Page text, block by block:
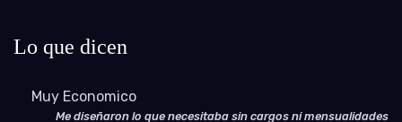
Lo que dicen
Muy Economico
Me diseñaron lo que necesitaba sin cargos ni mensualidades